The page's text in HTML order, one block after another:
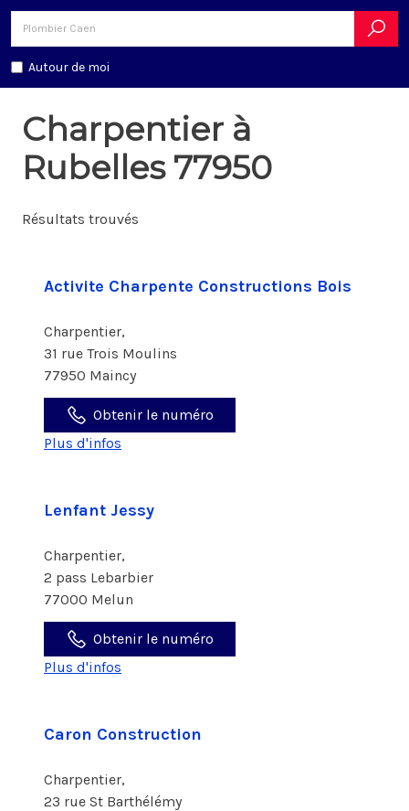
Autour de moi
Charpentier à
Rubelles 77950
Résultats trouvés
Activite Charpente Constructions Bois
Charpentier,
31 rue Trois Moulins
77950 Maincy
Obtenir le numéro
Plus d'infos
Lenfant Jessy
Charpentier,
2 pass Lebarbier
77000 Melun
Obtenir le numéro
Plus d'infos
Caron Construction
Charpentier,
23 rue St Barthélémy